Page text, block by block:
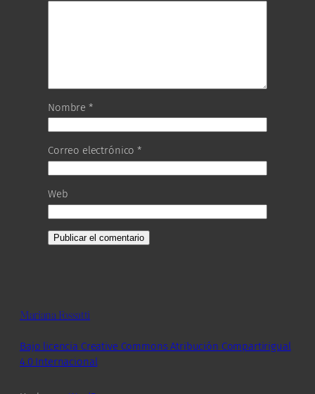
Nombre *
Correo electrónico*
Web
Mariana Fossatti
Bajo licencia Creative Commons Atribución Compartirigual
4.0 Internacional